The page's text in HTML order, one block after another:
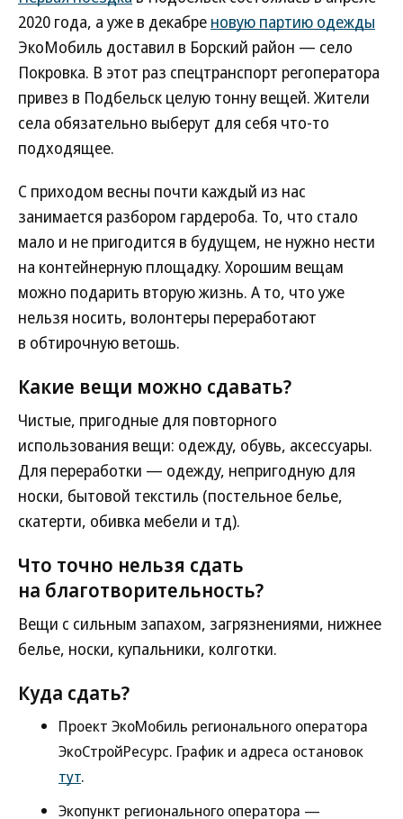
2020 года, а уже в декабре новую партию одежды
ЭкоМобиль доставил в Борский район — село
Покровка. В этот раз спецтранспорт регоператора
привез в Подбельск целую тонну вещей. Жители
села обязательно выберут для себя что-то
подходящее.
С приходом весны почти каждый из нас
занимается разбором гардероба. То, что стало
мало и не пригодится в будущем, не нужно нести
на контейнерную площадку. Хорошим вещам
можно подарить вторую жизнь. А то, что уже
нельзя носить, волонтеры переработают
в обтирочную ветошь.
Какие вещи можно сдавать?
Чистые, пригодные для повторного
использования вещи: одежду, обувь, аксессуары.
Для переработки — одежду, непригодную для
носки, бытовой текстиль (постельное белье,
скатерти, обивка мебели и тд).
Что точно нельзя сдать
на благотворительность?
Вещи с сильным запахом, загрязнениями, нижнее
белье, носки, купальники, колготки.
Куда сдать?
Проект ЭкоМобиль регионального оператора
ЭкоСтройРесурс. График и адреса остановок
тут.
Экопункт регионального оператора —